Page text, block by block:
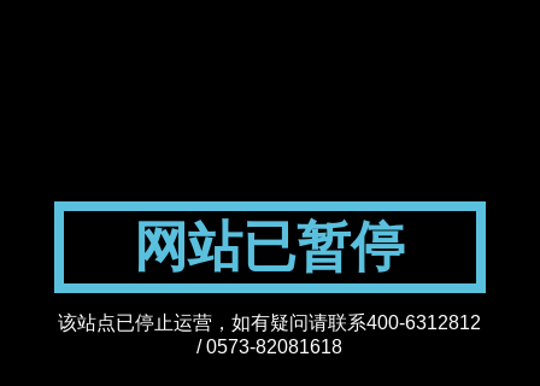
网站已暂停
该站点已停止运营，如有疑问请联系400-6312812
/ 0573-82081618